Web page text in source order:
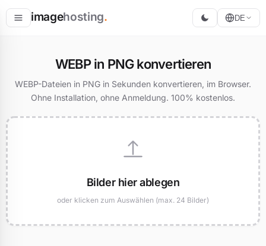
imagehosting.
Größe ändern
DE
WEBP in PNG konvertieren
WEBP-Dateien in PNG in Sekunden konvertieren, im Browser.
Ohne Installation, ohne Anmeldung. 100% kostenlos.
Bilder hier ablegen
oder klicken zum Auswählen (max. 24 Bilder)